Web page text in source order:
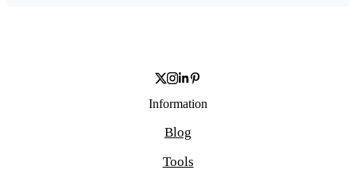
Information
Blog
Tools